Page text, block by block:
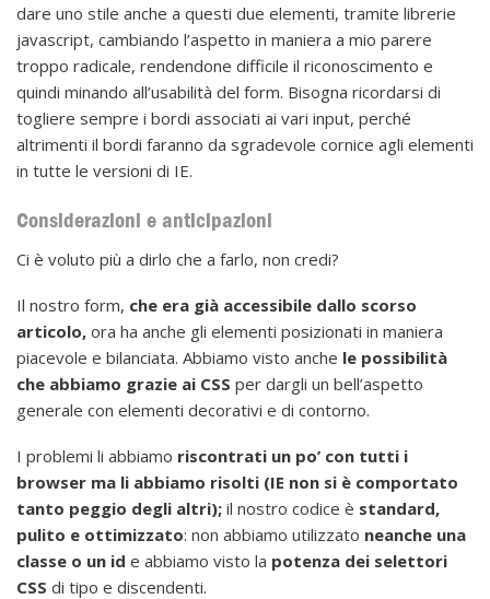
dare uno stile anche a questi due elementi, tramite librerie
javascript, cambiando l’aspetto in maniera a mio parere
troppo radicale, rendendone difficile il riconoscimento e
quindi minando all’usabilità del form. Bisogna ricordarsi di
togliere sempre i bordi associati ai vari input, perché
altrimenti il bordi faranno da sgradevole cornice agli elementi
in tutte le versioni di IE.
Considerazioni e anticipazioni
Ci è voluto più a dirlo che a farlo, non credi?
Il nostro form, che era già accessibile dallo scorso
articolo, ora ha anche gli elementi posizionati in maniera
piacevole e bilanciata. Abbiamo visto anche le possibilità
che abbiamo grazie ai CSS per dargli un bell’aspetto
generale con elementi decorativi e di contorno.
I problemi li abbiamo riscontrati un po’ con tutti i
browser ma li abbiamo risolti (IE non si è comportato
tanto peggio degli altri); il nostro codice è standard,
pulito e ottimizzato: non abbiamo utilizzato neanche una
classe o un id e abbiamo visto la potenza dei selettori
CSS di tipo e discendenti.